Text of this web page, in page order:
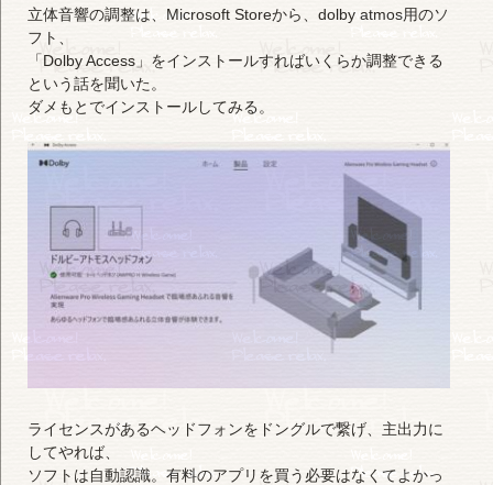
立体音響の調整は、Microsoft Storeから、dolby atmos用のソ
フト、
「Dolby Access」をインストールすればいくらか調整できる
という話を聞いた。
ダメもとでインストールしてみる。
ライセンスがあるヘッドフォンをドングルで繋げ、主出力に
してやれば、
ソフトは自動認識。有料のアプリを買う必要はなくてよかっ